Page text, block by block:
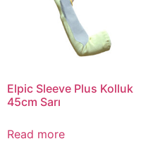
Elpic Sleeve Plus Kolluk
45cm Sarı
Read more